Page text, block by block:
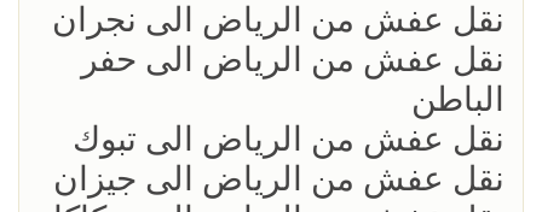
نقل عفش من الرياض الى نجران
نقل عفش من الرياض الى حفر
الباطن
نقل عفش من الرياض الى تبوك
نقل عفش من الرياض الى جيزان